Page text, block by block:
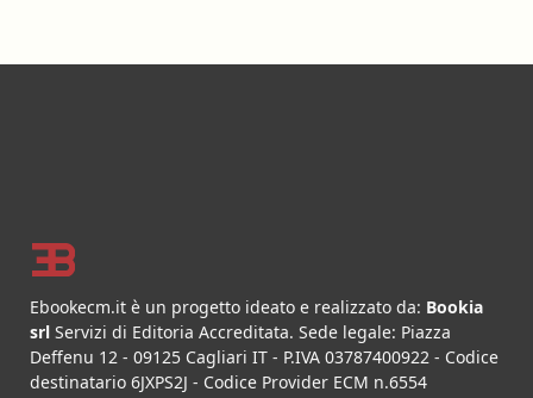
Ebookecm.it è un progetto ideato e realizzato da: Bookia
srl Servizi di Editoria Accreditata. Sede legale: Piazza
Deffenu 12 - 09125 Cagliari IT - P.IVA 03787400922 - Codice
destinatario 6JXPS2J - Codice Provider ECM n.6554